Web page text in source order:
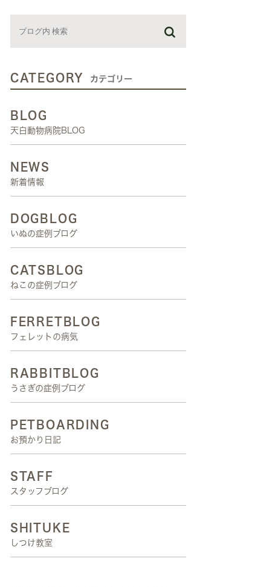
CATEGORY カテゴリー
BLOG
天白動物病院BLOG
NEWS
新着情報
DOGBLOG
いぬの症例ブログ
CATSBLOG
ねこの症例ブログ
FERRETBLOG
フェレットの病気
RABBITBLOG
うさぎの症例ブログ
PETBOARDING
お預かり日記
STAFF
スタッフブログ
SHITUKE
しつけ教室